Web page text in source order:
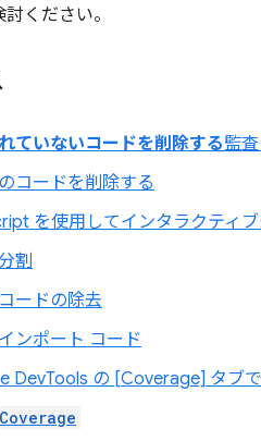
ください。
ていないコードを削除する監
コードを削除する
を使用してインタラクティ
割
ードの除去
ンポート コード
DevTools の [Coverage] タブ
Coverage